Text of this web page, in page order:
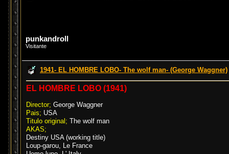
punkandroll
Visitante
1941- EL HOMBRE LOBO- The wolf man- (George Waggner)
EL HOMBRE LOBO (1941)
Director; George Waggner
Pais; USA
Titulo original; The wolf man
AKAS;
Destiny USA (working title)
Loup-garou, Le France